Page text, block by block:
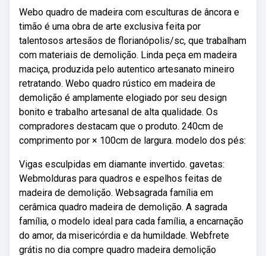
Webo quadro de madeira com esculturas de âncora e
timão é uma obra de arte exclusiva feita por
talentosos artesãos de florianópolis/sc, que trabalham
com materiais de demolição. Linda peça em madeira
maciça, produzida pelo autentico artesanato mineiro
retratando. Webo quadro rústico em madeira de
demolição é amplamente elogiado por seu design
bonito e trabalho artesanal de alta qualidade. Os
compradores destacam que o produto. 240cm de
comprimento por × 100cm de largura. modelo dos pés:
Vigas esculpidas em diamante invertido. gavetas:
Webmolduras para quadros e espelhos feitas de
madeira de demolição. Websagrada família em
cerâmica quadro madeira de demolição. A sagrada
família, o modelo ideal para cada família, a encarnação
do amor, da misericórdia e da humildade. Webfrete
grátis no dia compre quadro madeira demolição